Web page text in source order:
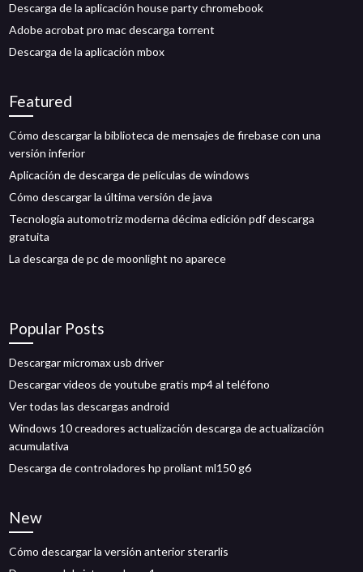
Descarga de la aplicación house party chromebook
Adobe acrobat pro mac descarga torrent
Descarga de la aplicación mbox
Featured
Cómo descargar la biblioteca de mensajes de firebase con una
versión inferior
Aplicación de descarga de películas de windows
Cómo descargar la última versión de java
Tecnología automotriz moderna décima edición pdf descarga
gratuita
La descarga de pc de moonlight no aparece
Popular Posts
Descargar micromax usb driver
Descargar videos de youtube gratis mp4 al teléfono
Ver todas las descargas android
Windows 10 creadores actualización descarga de actualización
acumulativa
Descarga de controladores hp proliant ml150 g6
New
Cómo descargar la versión anterior sterarlis